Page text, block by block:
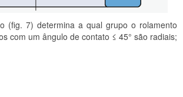
(fig. 7) determina a qual grupo o rolamento
com um ângulo de contato ≤ 45° são radiais;